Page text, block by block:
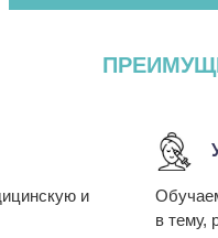
и
в тему,